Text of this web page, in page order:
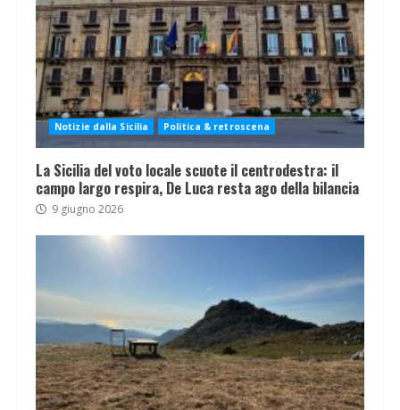
Notizie dalla Sicilia Politica & retroscena
La Sicilia del voto locale scuote il centrodestra: il
campo largo respira, De Luca resta ago della bilancia
9 giugno 2026